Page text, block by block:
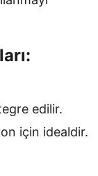
edilir.
için idealdir.